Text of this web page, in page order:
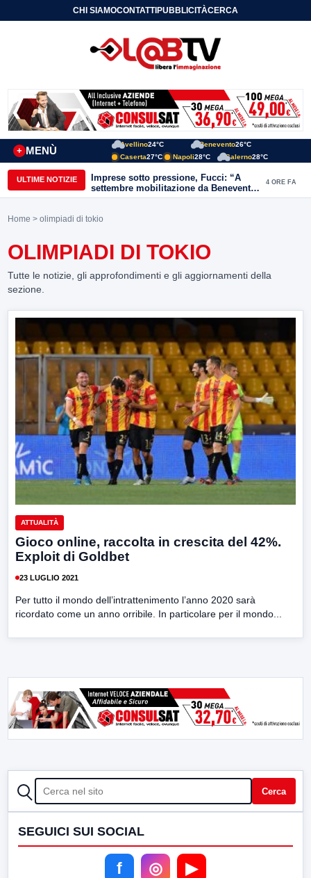
CHI SIAMOCONTATTIPUBBLICITÀCERCA
MENÙ
+
Avellino24°C Benevento26°C
Caserta27°C Napoli28°C Salerno28°C
ULTIME NOTIZIE
Imprese sotto pressione, Fucci: “A
settembre mobilitazione da Benevento
e Avellino”
4 ORE FA
Home > olimpiadi di tokio
OLIMPIADI DI TOKIO
Tutte le notizie, gli approfondimenti e gli aggiornamenti della
sezione.
ATTUALITÀ
Gioco online, raccolta in crescita del 42%.
Exploit di Goldbet
23 LUGLIO 2021
Per tutto il mondo dell’intrattenimento l’anno 2020 sarà
ricordato come un anno orribile. In particolare per il mondo...
CERCA Cerca
SEGUICI SUI SOCIAL
f ◎ ▶